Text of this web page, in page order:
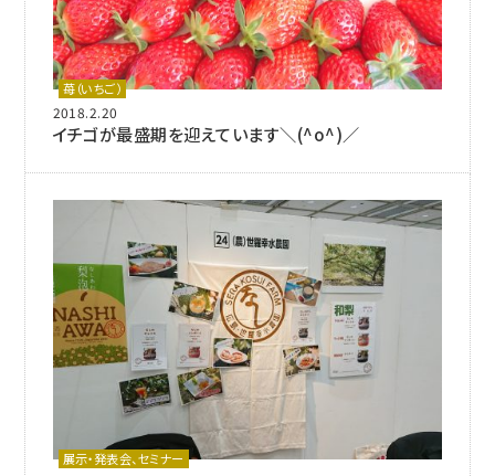
苺（いちご）
2018.2.20
イチゴが最盛期を迎えています＼(^o^)／
展示・発表会、セミナー